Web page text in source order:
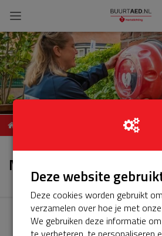
NieuwsDeze website
Deze cookies worden gebruikt
verzamelen over hoe je met
We gebruiken deze informatie